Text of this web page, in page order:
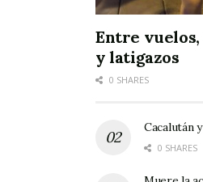
Entre
y latigazos
0 SHARES
Cacalután
0 SHARES